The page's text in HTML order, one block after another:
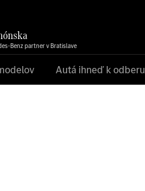
Benz partner v Bratislave
Autá ihneď k odberu